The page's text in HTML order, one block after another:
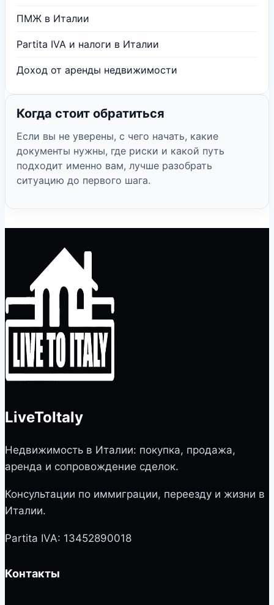
ПМЖ в Италии
Partita IVA и налоги в Италии
Доход от аренды недвижимости
Когда стоит обратиться
Если вы не уверены, с чего начать, какие
документы нужны, где риски и какой путь
подходит именно вам, лучше разобрать
ситуацию до первого шага.
LiveToItaly
Недвижимость в Италии: покупка, продажа,
аренда и сопровождение сделок.
Консультации по иммиграции, переезду и жизни в
Италии.
Partita IVA: 13452890018
Контакты